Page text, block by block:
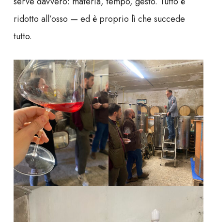
ridotto all’osso — ed è proprio lì che succede
tutto.